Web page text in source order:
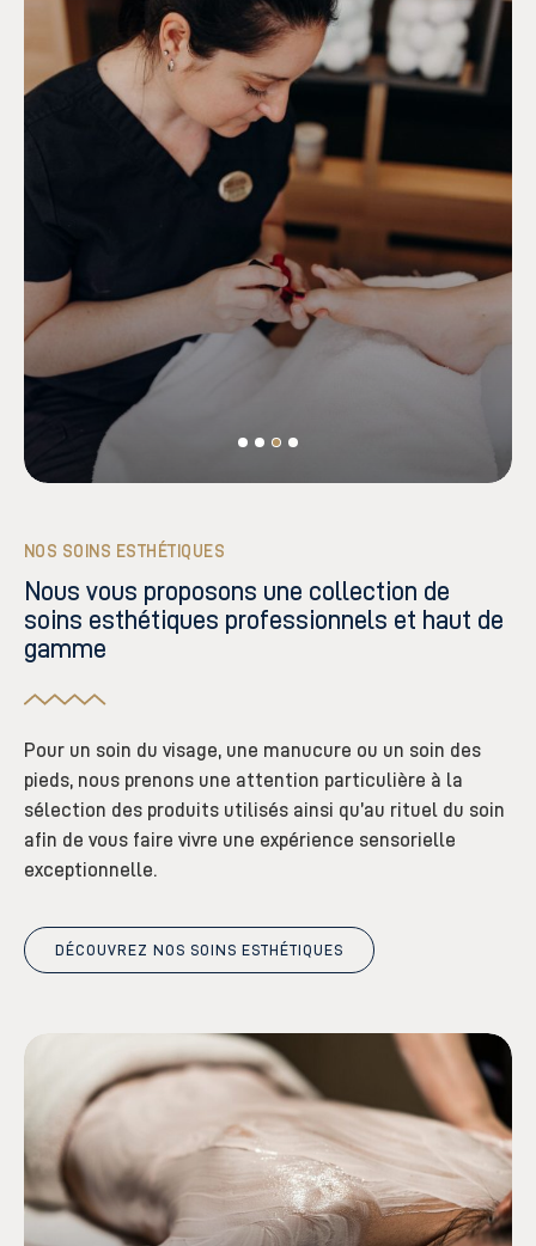
NOS SOINS ESTHÉTIQUES
Nous vous proposons une collection de
soins esthétiques professionnels et haut de
gamme
Pour un soin du visage, une manucure ou un soin des
pieds, nous prenons une attention particulière à la
sélection des produits utilisés ainsi qu’au rituel du soin
afin de vous faire vivre une expérience sensorielle
exceptionnelle.
DÉCOUVREZ NOS SOINS ESTHÉTIQUES